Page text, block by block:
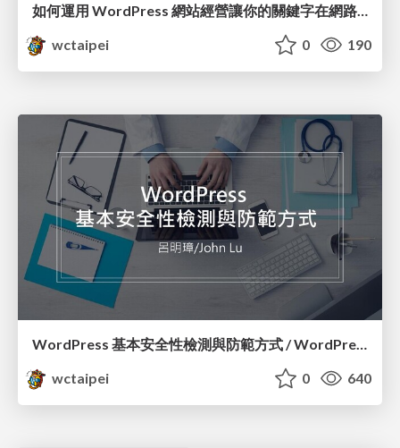
如何運用 WordPress 網站經營讓你的關鍵字在網路搜尋無所不在 / Utilizing Keywords to Improving WordPress SEO_蔡沛君 / PG Tsai
wctaipei
0 190
wctaipei
0 640